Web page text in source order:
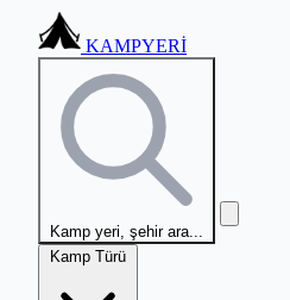
KAMPYERİ
Kamp yeri, şehir ara...
Kamp Türü